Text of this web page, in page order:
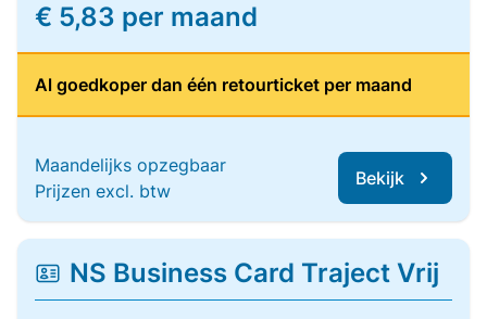
€ 5,83 per maand
Al goedkoper dan één retourticket per maand
Maandelijks opzegbaar
Prijzen excl. btw
Bekijk
NS Business Card Traject Vrij